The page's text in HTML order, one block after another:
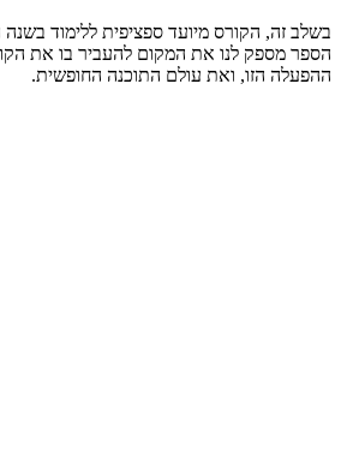
בשלב זה, הקורס מיועד ספציפית ללימוד
ההפעלה הזו, ואת עולם התוכנה החופשית.